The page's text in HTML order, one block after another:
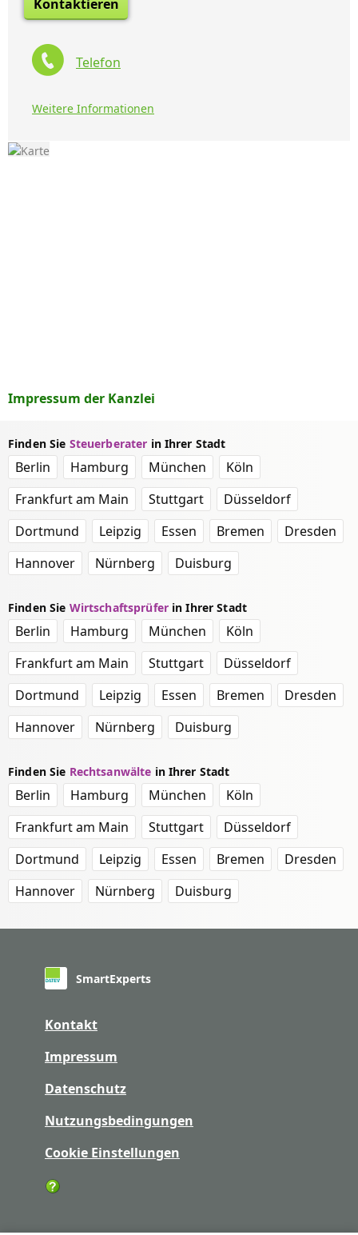
Kontaktieren
Telefon
Weitere Informationen
Impressum der Kanzlei
Finden Sie Steuerberater in Ihrer Stadt
Berlin Hamburg München
Köln
Frankfurt am Main
Stuttgart
Düsseldorf
Dortmund
Leipzig Essen Bremen
Dresden
Hannover
Nürnberg Duisburg
Finden Sie Wirtschaftsprüferin Ihrer Stadt
Berlin Hamburg München
Köln
Frankfurt am Main
Stuttgart
Düsseldorf
Dortmund
Leipzig Essen Bremen
Dresden
Hannover
Nürnberg Duisburg
Finden Sie Rechtsanwälte in Ihrer Stadt
Berlin Hamburg München
Köln
Frankfurt am Main
Stuttgart
Düsseldorf
Dortmund
Leipzig Essen Bremen
Dresden
Hannover
Nürnberg Duisburg
SmartExperts
Kontakt
Impressum
Datenschutz
Nutzungsbedingungen
Cookie Einstellungen